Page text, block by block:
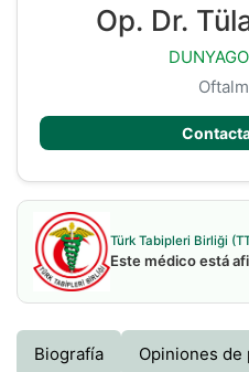
Op. Dr.
Türk Tabipleri Birliği
Este médico está
Biografía Opiniones de